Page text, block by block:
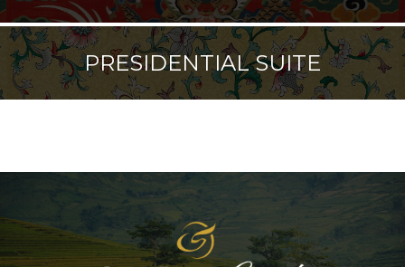
PRESIDENTIAL SUITE